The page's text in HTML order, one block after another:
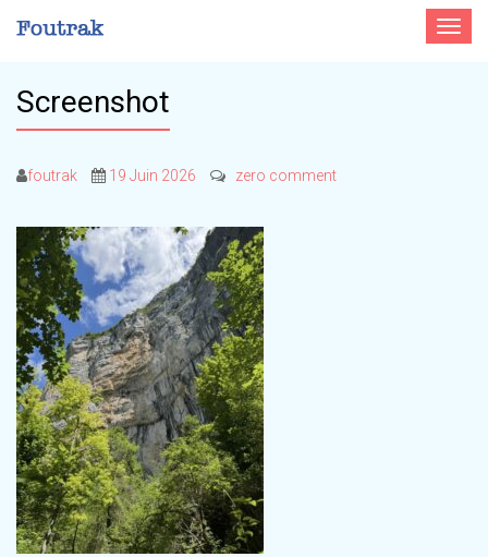
Toggle
Screenshot
foutrak 19 Juin 2026 zero comment